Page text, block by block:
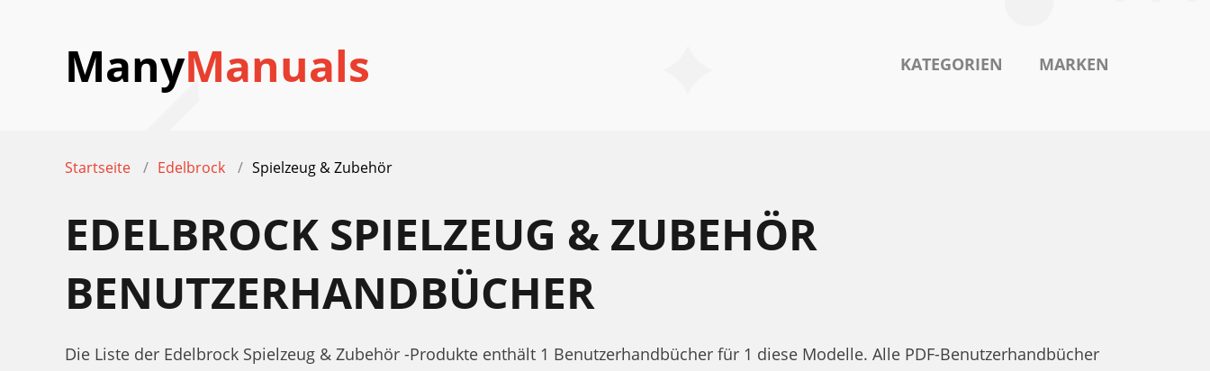
ManyManuals KATEGORIEN MARKEN
Startseite Edelbrock Spielzeug & Zubehör
EDELBROCK SPIELZEUG & ZUBEHÖR
BENUTZERHANDBÜCHER
Die Liste der Edelbrock Spielzeug & Zubehör -Produkte enthält 1 Benutzerhandbücher für 1 diese Modelle. Alle PDF-Benutzerhandbücher